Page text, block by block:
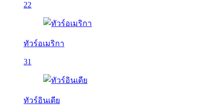
22
ทัวร์อเมริกา
31
ทัวร์อินเดีย